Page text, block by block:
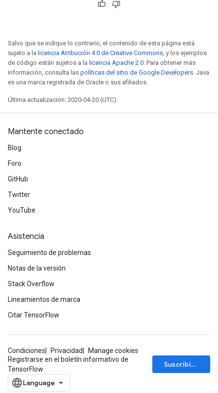
Salvo que se indique lo contrario, el contenido de esta página está
sujeto a la licencia Atribución 4.0 de Creative Commons, y los ejemplos
de código están sujetos a la licencia Apache 2.0. Para obtener más
información, consulta las políticas del sitio de Google Developers. Java
es una marca registrada de Oracle o sus afiliados.
Última actualización: 2020-04-20 (UTC)
Mantente conectado
Blog
Foro
GitHub
Twitter
YouTube
Asistencia
Seguimiento de problemas
Notas de la versión
Stack Overflow
Lineamientos de marca
Citar TensorFlow
Condiciones Privacidad
Manage cookies
Registrarse en el boletín informativo de
TensorFlow
Suscribirse